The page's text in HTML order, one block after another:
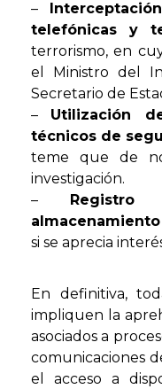
–
telefónicas y
terrorismo, en
el Ministro del
Secretario de
– Utilización
técnicos de
teme que de
investigación.
–
si se aprecia
En definitiva,
impliquen la
asociados a
comunicaciones
el acceso a